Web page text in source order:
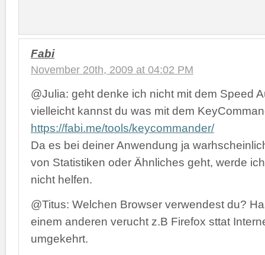
Fabi
November 20th, 2009 at 04:02 PM
@Julia: geht denke ich nicht mit dem Speed
vielleicht kannst du was mit dem
https://fabi.me/tools/keycommander/
Da es bei deiner Anwendung ja
von Statistiken oder Ähnliches geht, werde
nicht helfen.
@Titus: Welchen Browser verwendest du?
einem anderen verucht z.B Firefox sttat
umgekehrt.